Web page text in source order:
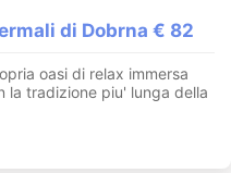
di Dobrna € 82
oasi di relax immersa
la tradizione piu' lunga della